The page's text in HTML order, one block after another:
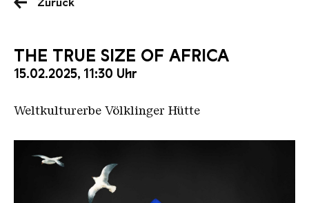
THE TRUE SIZE OF AFRICA
15.02.2025, 11:30 Uhr
Weltkulturerbe Völklinger Hütte